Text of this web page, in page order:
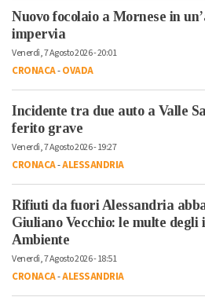
Nuovo focolaio a Mornese in
impervia
Venerdì, 7 Agosto 2026 - 20:01
CRONACA-OVADA
Incidente tra due auto a Valle
ferito grave
Venerdì, 7 Agosto 2026 - 19:27
CRONACA-ALESSANDRIA
Rifiuti da fuori Alessandria
Giuliano Vecchio: le multe
Ambiente
Venerdì, 7 Agosto 2026 - 18:51
CRONACA-ALESSANDRIA